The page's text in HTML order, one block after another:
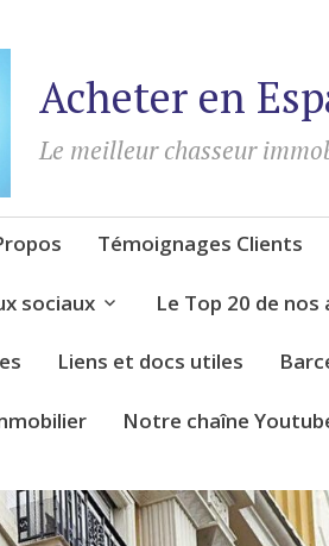
Acheter en
Le meilleur chasseur
Témoignages Clients
sociaux Le Top 20 de nos
Liens et docs utiles
Notre chaîne